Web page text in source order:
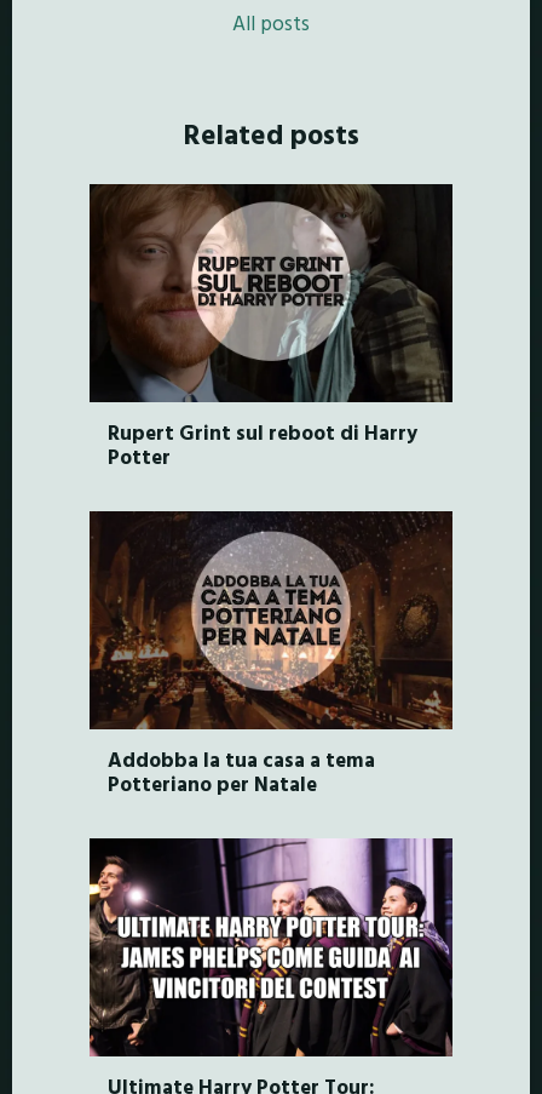
All posts
Related posts
Rupert Grint sul reboot di Harry
Potter
Addobba la tua casa a tema
Potteriano per Natale
Ultimate Harry Potter Tour: